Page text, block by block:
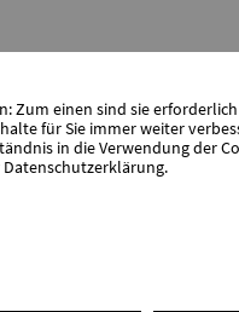
Zum einen sind sie
für Sie immer weiter
in die Verwendung der
Datenschutzerklärung.